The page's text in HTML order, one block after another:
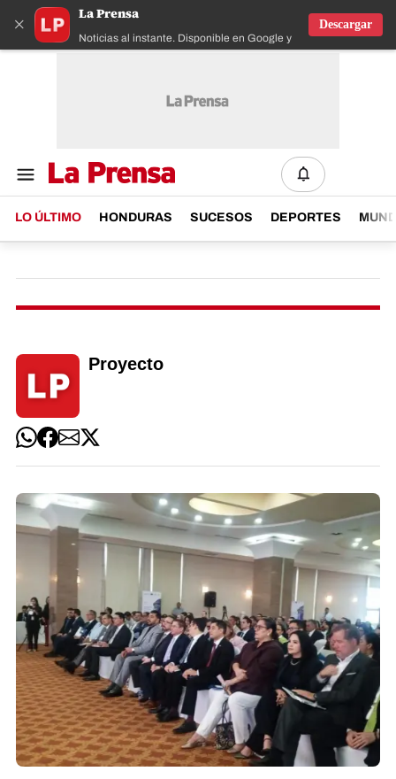
×
La Prensa
Noticias al instante. Disponible en Google y IOS
Descargar
LO ÚLTIMO HONDURAS SUCESOS DEPORTES
Proyecto